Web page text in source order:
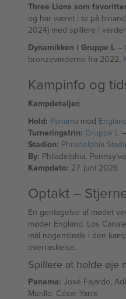
Three Lions som
og har været i to på
2024) med spillere i
Dynamikken i Gruppe L –
bronzevinderne fra 2022,
Kampinfo og
Kampdetaljer:
Hold: Panama mod
Turneringstrin: Gruppe L
Stadion: Philadelphia
By: Philadelphia,
Kampdato: 27. juni 2026
Optakt –
En gentagelse af mødet
møder England. Los
mål nogensinde i den
overraskelse.
Spillere at holde øje
Panama: José Fajardo,
Murillo, César Yanis